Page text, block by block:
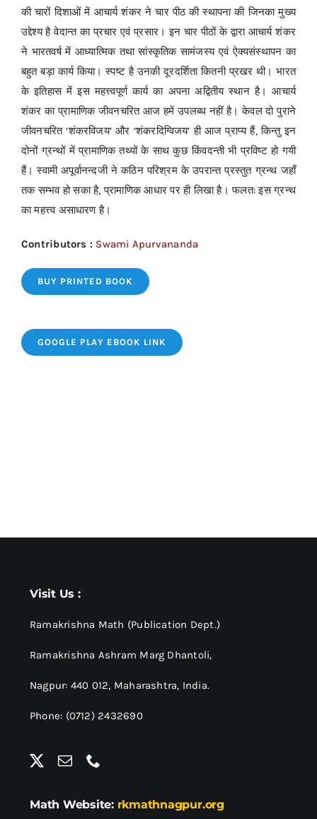
की चारों दिशाओं में आचार्य शंकर ने चार पीठ की स्थापना की जिनका मुख्य
उद्देश्य है वेदान्त का प्रचार एवं प्रसार। इन चार पीठों के द्वारा आचार्य शंकर
ने भारतवर्ष में आध्यात्मिक तथा सांस्कृतिक सामंजस्य एवं ऐक्यसंस्थापन का
बहुत बड़ा कार्य किया। स्पष्ट है उनकी दूरदर्शिता कितनी प्रखर थी। भारत
के इतिहास में इस महत्त्वपूर्ण कार्य का अपना अद्वितीय स्थान है। आचार्य
शंकर का प्रामाणिक जीवनचरित आज हमें उपलब्ध नहीं है। केवल दो पुराने
जीवनचरित ‘शंकरविजय’ और ‘शंकरदिग्विजय’ ही आज प्राप्य हैं, किन्तु इन
दोनों ग्रन्थों में प्रामाणिक तथ्यों के साथ कुछ किंवदन्ती भी प्रविष्ट हो गयी
हैं। स्वामी अपूर्वानन्दजी ने कठिन परिश्रम के उपरान्त प्रस्तुत ग्रन्थ जहाँ
तक सम्भव हो सका है, प्रामाणिक आधार पर ही लिखा है। फलत: इस ग्रन्थ
का महत्त्व असाधारण है।
Contributors : Swami Apurvananda
BUY PRINTED BOOK
GOOGLE PLAY EBOOK LINK
Visit Us :
Ramakrishna Math (Publication Dept.)
Ramakrishna Ashram Marg Dhantoli,
Nagpur: 440 012, Maharashtra, India.
Phone: (0712) 2432690
Math Website: rkmathnagpur.org